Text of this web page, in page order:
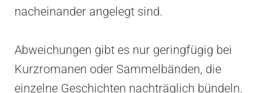
nacheinander angelegt sind.
Abweichungen gibt es nur geringfügig bei
Kurzromanen oder Sammelbänden, die
einzelne Geschichten nachträglich bündeln.